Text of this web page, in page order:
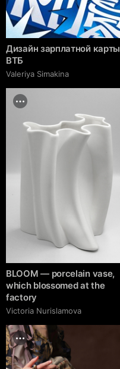
Дизайн зарплатной карты
ВТБ
Valeriya Simakina
BLOOM — porcelain vase,
which blossomed at the
factory
Victoria Nurislamova